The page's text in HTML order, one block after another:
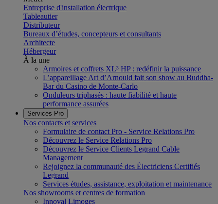
Entreprise d'installation électrique
Tableautier
Distributeur
Bureaux d’études, concepteurs et consultants
Architecte
Hébergeur
À la une
Armoires et coffrets XL³ HP : redéfinir la puissance
L’appareillage Art d’Arnould fait son show au Buddha-
Bar du Casino de Monte-Carlo
Onduleurs triphasés : haute fiabilité et haute
performance assurées
Services Pro
Nos contacts et services
Formulaire de contact Pro - Service Relations Pro
Découvrez le Service Relations Pro
Découvrez le Service Clients Legrand Cable
Management
Rejoignez la communauté des Électriciens Certifiés
Legrand
Services études, assistance, exploitation et maintenance
Nos showrooms et centres de formation
Innoval Limoges